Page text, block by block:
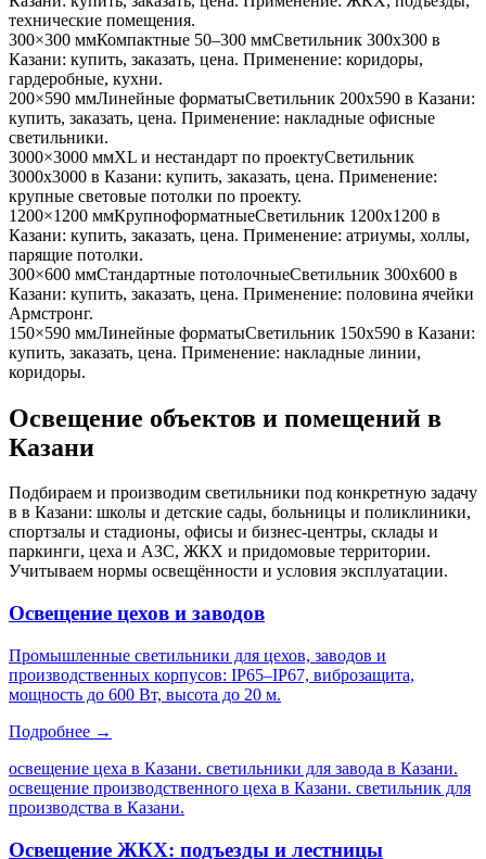
технические помещения.
300×300 ммКомпактные 50–300 ммСветильник 300x300 в
Казани: купить, заказать, цена. Применение: коридоры,
гардеробные, кухни.
200×590 ммЛинейные форматыСветильник 200x590 в Казани:
купить, заказать, цена. Применение: накладные офисные
светильники.
3000×3000 ммXL и нестандарт по проектуСветильник
3000x3000 в Казани: купить, заказать, цена. Применение:
крупные световые потолки по проекту.
1200×1200 ммКрупноформатныеСветильник 1200x1200 в
Казани: купить, заказать, цена. Применение: атриумы, холлы,
парящие потолки.
300×600 ммСтандартные потолочныеСветильник 300x600 в
Казани: купить, заказать, цена. Применение: половина ячейки
Армстронг.
150×590 ммЛинейные форматыСветильник 150x590 в Казани:
купить, заказать, цена. Применение: накладные линии,
коридоры.
Освещение объектов и помещений в
Казани
Подбираем и производим светильники под конкретную задачу
в в Казани: школы и детские сады, больницы и поликлиники,
спортзалы и стадионы, офисы и бизнес-центры, склады и
паркинги, цеха и АЗС, ЖКХ и придомовые территории.
Учитываем нормы освещённости и условия эксплуатации.
Освещение цехов и заводов
Промышленные светильники для цехов, заводов и
производственных корпусов: IP65–IP67, виброзащита,
мощность до 600 Вт, высота до 20 м.
Подробнее →
освещение цеха в Казани. светильники для завода в Казани.
освещение производственного цеха в Казани. светильник для
производства в Казани.
Освещение ЖКХ: подъезды и лестницы